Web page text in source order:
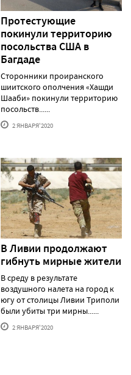
Протестующие
покинули территорию
посольства США в
Багдаде
Сторонники проиранского
шиитского ополчения «Хашди
Шааби» покинули территорию
посольств......
2 ЯНВАРЯ'2020
В Ливии продолжают
гибнуть мирные жители
В среду в результате
воздушного налета на город к
югу от столицы Ливии Триполи
были убиты три мирны......
2 ЯНВАРЯ'2020